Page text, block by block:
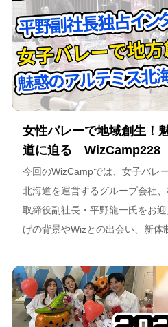
女性バレーで地域創生！
道に迫る WizCamp228
今回のWizCampでは、女子バレ
北海道を運営するグループ会社
取締役副社長・平野龍一氏をお
げの背景やWizとの出会い、新体
海道が描く今後のビジョンにつ